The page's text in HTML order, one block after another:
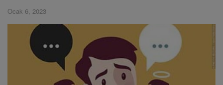
Ocak 6, 2023